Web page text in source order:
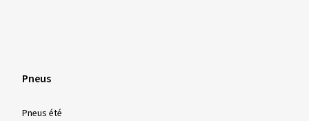
Pneus
Pneus été